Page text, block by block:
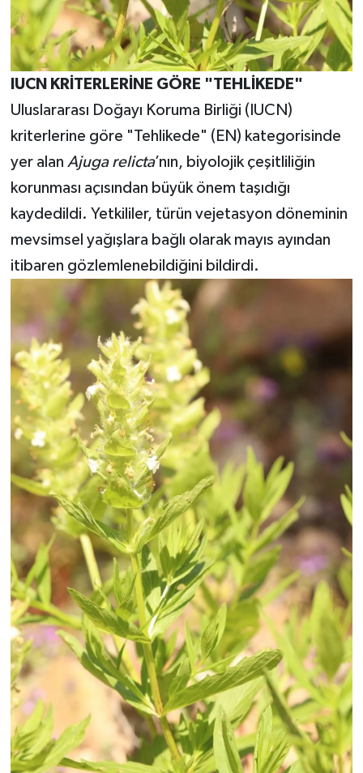
IUCN KRİTERLERİNE GÖRE "TEHLİKEDE"
Uluslararası Doğayı Koruma Birliği (IUCN)
kriterlerine göre "Tehlikede" (EN) kategorisinde
yer alan Ajuga relicta’nın, biyolojik çeşitliliğin
korunması açısından büyük önem taşıdığı
kaydedildi. Yetkililer, türün vejetasyon döneminin
mevsimsel yağışlara bağlı olarak mayıs ayından
itibaren gözlemlenebildiğini bildirdi.